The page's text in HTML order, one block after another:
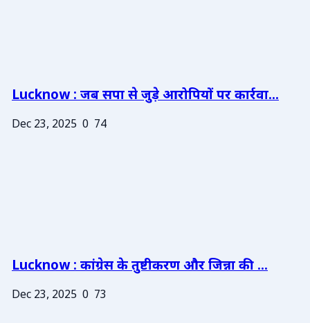
Lucknow : जब सपा से जुड़े आरोपियों पर कार्रवा...
Dec 23, 2025 0 74
Lucknow : कांग्रेस के तुष्टीकरण और जिन्ना की ...
Dec 23, 2025 0 73